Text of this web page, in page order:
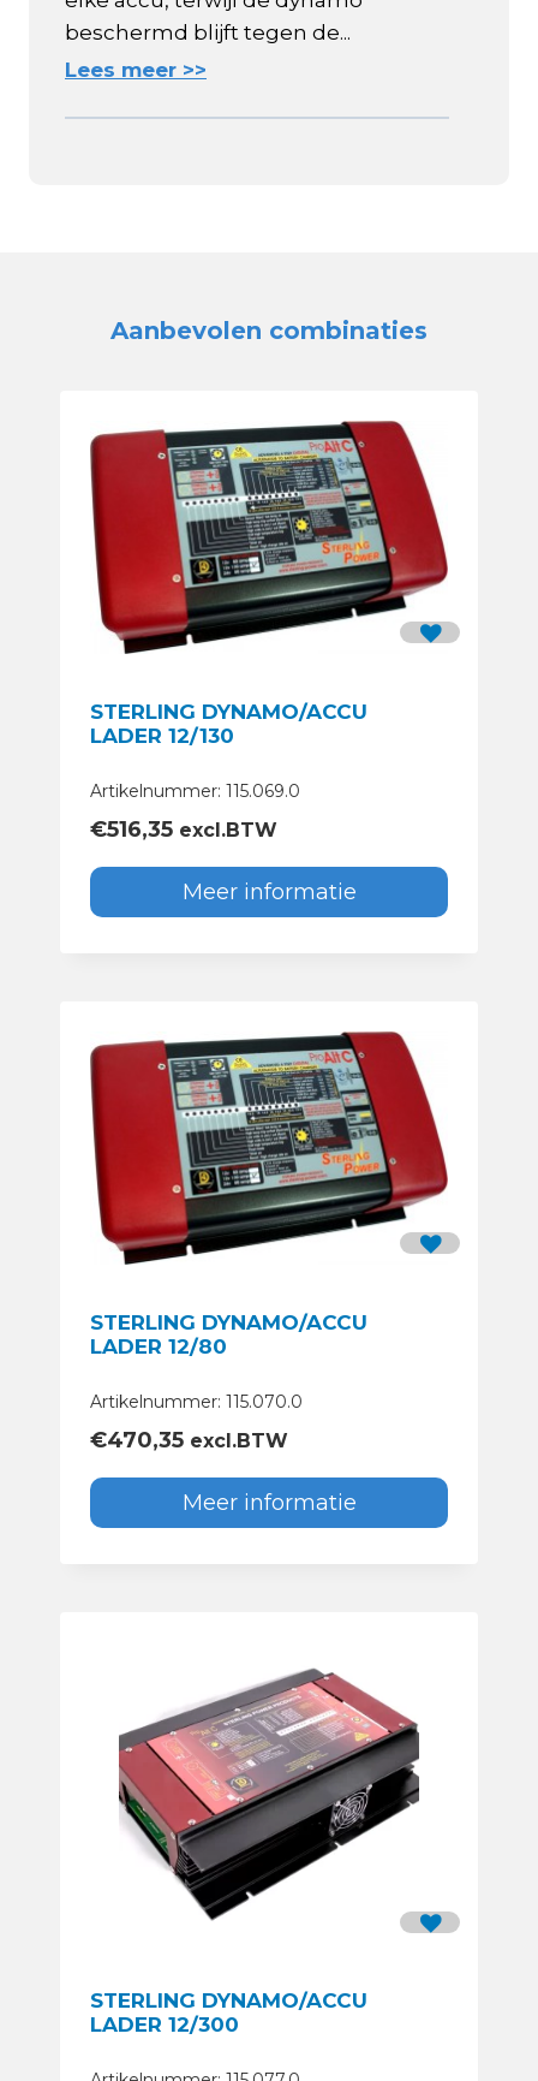
beschermd blijft tegen de...
Lees meer >>
Aanbevolen combinaties
STERLING DYNAMO/ACCU
LADER 12/130
Artikelnummer: 115.069.0
€516,35 excl.BTW
Meer informatie
STERLING DYNAMO/ACCU
LADER 12/80
Artikelnummer: 115.070.0
€470,35 excl.BTW
Meer informatie
STERLING DYNAMO/ACCU
LADER 12/300